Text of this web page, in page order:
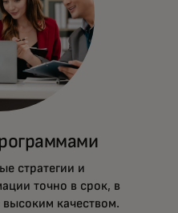
стратегии и
точно в срок, в
качеством.